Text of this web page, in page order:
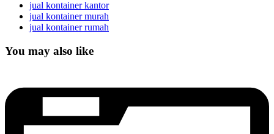
jual kontainer kantor
jual kontainer murah
jual kontainer rumah
You may also like